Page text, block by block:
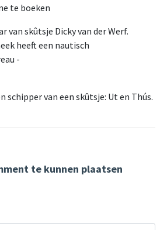
te boeken
van skûtsje Dicky van der Werf.
heeft een nautisch
-
schipper van een skûtsje: Ut en Thús.
te kunnen plaatsen